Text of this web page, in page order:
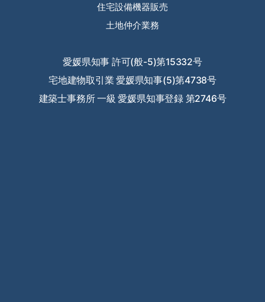
住宅設備機器販売
土地仲介業務
愛媛県知事 許可(般-5)第15332号
宅地建物取引業 愛媛県知事(5)第4738号
建築士事務所 一級 愛媛県知事登録 第2746号